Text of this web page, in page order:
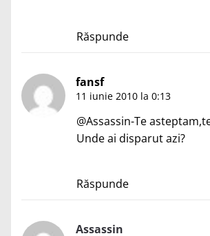
Răspunde
fansf
11 iunie 2010 la 0:13
@Assassin-Te
Unde ai disparut azi?
Răspunde
Assassin